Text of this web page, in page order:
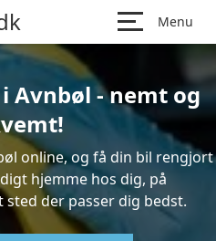
Menu
Avnbøl - nemt og
online, og få din bil rengjort
hjemme hos dig, på
der passer dig bedst.